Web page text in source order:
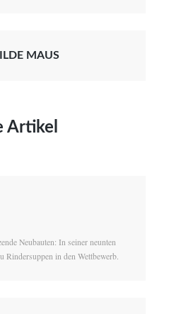
MAUS
Artikel
Neubauten: In seiner neunten
Rindersuppen in den Wettbewerb.